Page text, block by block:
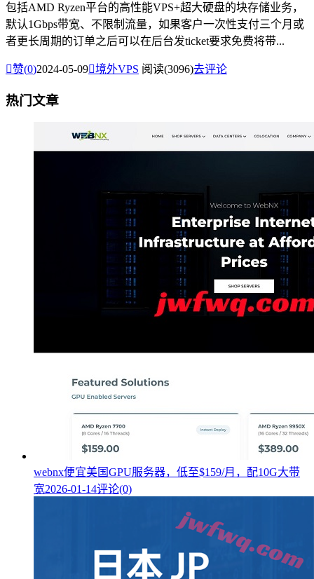
包括AMD Ryzen平台的高性能VPS+超大硬盘的块存储业务，
默认1Gbps带宽、不限制流量，如果客户一次性支付三个月或
者更长周期的订单之后可以在后台发ticket要求免费将带...
赞(0)2024-05-09境外VPS 阅读(3096)去评论
热门文章
webnx便宜美国GPU服务器，低至$159/月，配10G大带
宽2026-01-14评论(0)